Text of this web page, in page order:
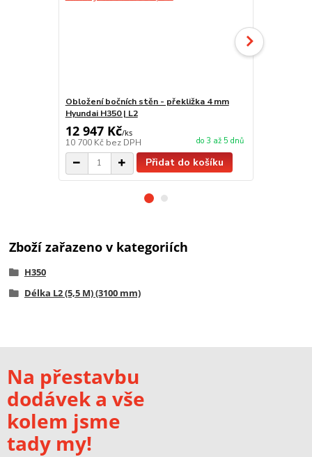
Obložení bočních stěn - překližka 4 mm
Hyundai H350 | L2
12 947 Kč/ks
10 700 Kč bez DPH do 3 až 5 dnů
Přidat do košíku
Zboží zařazeno v kategoriích
H350
Délka L2 (5,5 M) (3100 mm)
Na přestavbu
dodávek a vše
kolem jsme
tady my!